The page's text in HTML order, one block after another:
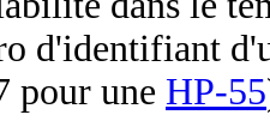
d'identifiant
pour une HP-55